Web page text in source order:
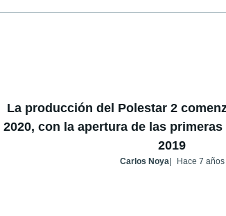
La producción del Polestar 2
2020, con la apertura de las
2019
Carlos Noya Hace 7 años